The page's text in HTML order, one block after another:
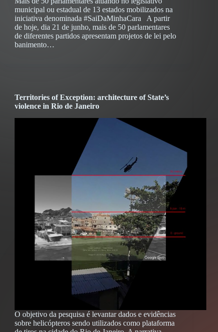
municipal ou estadual de 13 estados mobilizados na
iniciativa denominada #SaiDaMinhaCara A partir
de hoje, dia 21 de junho, mais de 50 parlamentares
de diferentes partidos apresentam projetos de lei pelo
banimento…
Territories of Exception: architecture of State’s
violence in Rio de Janeiro
O objetivo da pesquisa é levantar dados e evidências
sobre helicópteros sendo utilizados como plataforma